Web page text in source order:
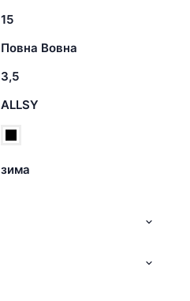
15
Повна Вовна
3,5
ALLSY
зима